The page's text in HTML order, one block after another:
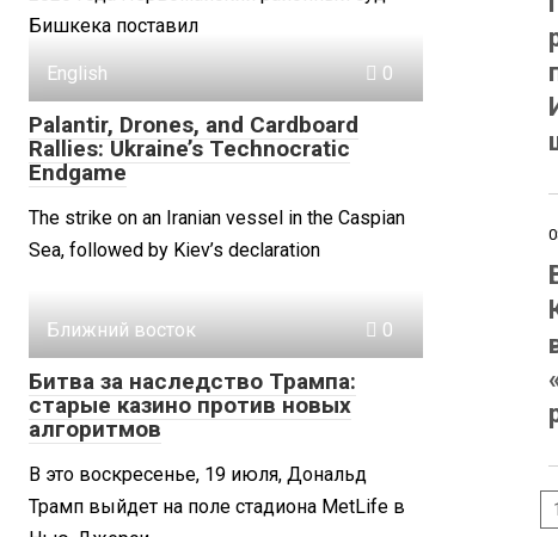
Бишкека поставил
English 0
Palantir, Drones, and Cardboard
Rallies: Ukraine’s Technocratic
Endgame
The strike on an Iranian vessel in the Caspian
Sea, followed by Kiev’s declaration
Ближний восток 0
Битва за наследство Трампа:
старые казино против новых
алгоритмов
В это воскресенье, 19 июля, Дональд
Трамп выйдет на поле стадиона MetLife в
1